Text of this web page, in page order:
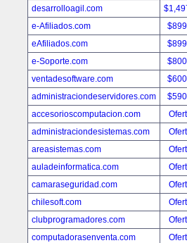
desarrolloagil.com
e-Afiliados.com
eAfiliados.com
e-Soporte.com
ventadesoftware.com
administraciondeservidores.com
accesorioscomputacion.com
administraciondesistemas.com
areasistemas.com
auladeinformatica.com
camaraseguridad.com
chilesoft.com
clubprogramadores.com
computadorasenventa.com